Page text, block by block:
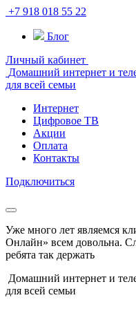
+7 918 018 55 22
Блог
Личный кабинет
Домашний интернет и
для всей семьи
Интернет
Цифровое ТВ
Акции
Оплата
Контакты
Подключиться
Уже много лет являемся
Онлайн» всем довольна.
ребята так держать
Домашний интернет и
для всей семьи